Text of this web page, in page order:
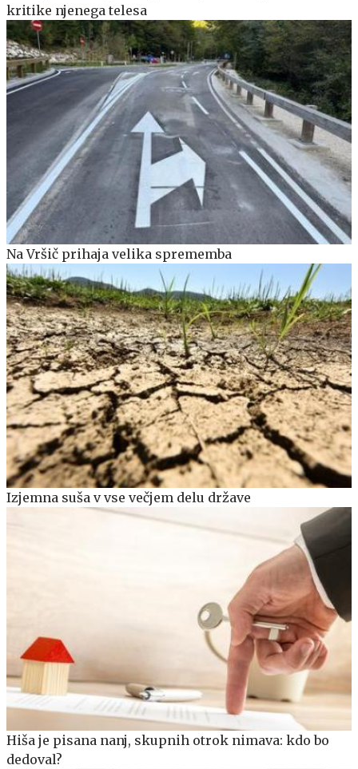
kritike njenega telesa
Na Vršič prihaja velika sprememba
Izjemna suša v vse večjem delu države
Hiša je pisana nanj, skupnih otrok nimava: kdo bo
dedoval?